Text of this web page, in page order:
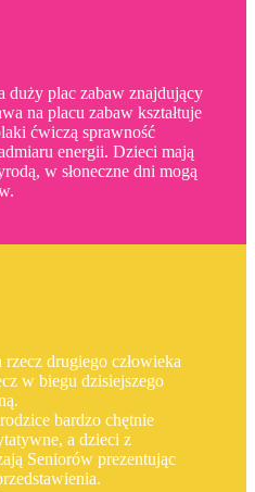
duży plac zabaw znajdujący
na placu zabaw kształtuje
ćwiczą sprawność
energii. Dzieci mają
w słoneczne dni mogą
drugiego człowieka
w biegu dzisiejszego
bardzo chętnie
a dzieci z
Seniorów prezentując